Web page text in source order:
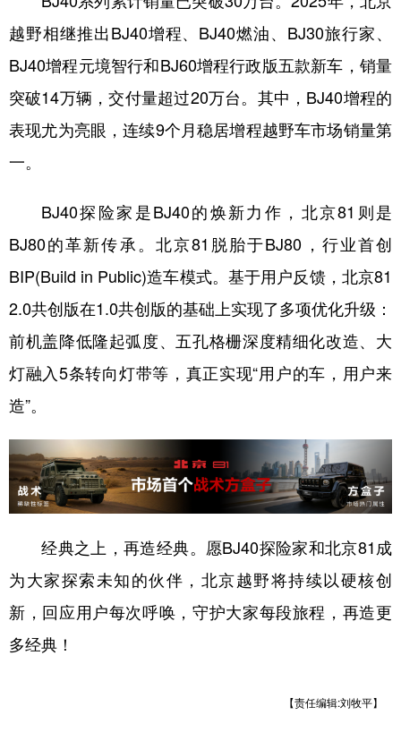
越野相继推出BJ40增程、BJ40燃油、BJ30旅行家、
BJ40增程元境智行和BJ60增程行政版五款新车，销量
突破14万辆，交付量超过20万台。其中，BJ40增程的
表现尤为亮眼，连续9个月稳居增程越野车市场销量第
一。
BJ40探险家是BJ40的焕新力作，北京81则是
BJ80的革新传承。北京81脱胎于BJ80，行业首创
BIP(Build in Public)造车模式。基于用户反馈，北京81
2.0共创版在1.0共创版的基础上实现了多项优化升级：
前机盖降低隆起弧度、五孔格栅深度精细化改造、大
灯融入5条转向灯带等，真正实现“用户的车，用户来
造”。
经典之上，再造经典。愿BJ40探险家和北京81成
为大家探索未知的伙伴，北京越野将持续以硬核创
新，回应用户每次呼唤，守护大家每段旅程，再造更
多经典！
【责任编辑:刘牧平】